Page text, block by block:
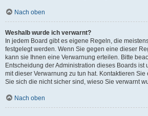
Nach oben
Weshalb wurde ich verwarnt?
In jedem Board gibt es eigene Regeln, die
festgelegt werden. Wenn Sie gegen eine dieser
kann sie Ihnen eine Verwarnung erteilen. Bitte
Entscheidung der Administration dieses Boards ist
mit dieser Verwarnung zu tun hat. Kontaktieren Sie
Sie sich die nicht sicher sind, wieso Sie verwarnt
Nach oben